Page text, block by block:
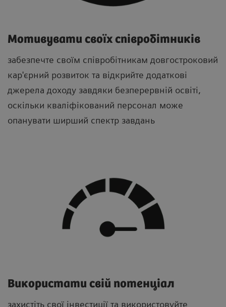
Мотивувати своїх співробітників
забезпечте своїм співробітникам довгостроковий
кар'єрний розвиток та відкрийте додаткові
джерела доходу завдяки безперервній освіті,
оскільки кваліфікований персонал може
опанувати ширший спектр завдань
Використати свій потенціал
захистіть свої інвестиції та використовуйте